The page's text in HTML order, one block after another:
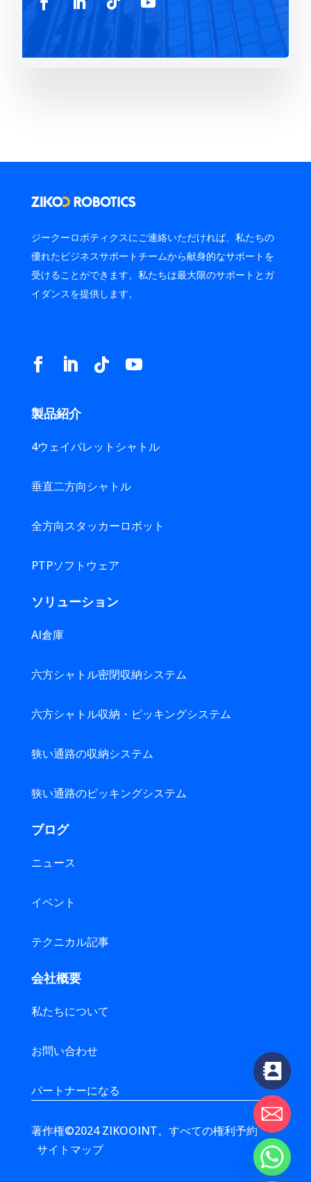
ジークーロボティクスにご連絡いただければ、私たちの
優れたビジネスサポートチームから献身的なサポートを
受けることができます。私たちは最大限のサポートとガ
イダンスを提供します。
製品紹介
4ウェイパレットシャトル
垂直二方向シャトル
全方向スタッカーロボット
PTPソフトウェア
ソリューション
AI倉庫
六方シャトル密閉収納システム
六方シャトル収納・ピッキングシステム
狭い通路の収納システム
狭い通路のピッキングシステム
ブログ
ニュース
イベント
テクニカル記事
会社概要
私たちについて
お問い合わせ
パートナーになる
著作権©2024 ZIKOOINT。すべての権利予約
サイトマップ
Hide
chaty